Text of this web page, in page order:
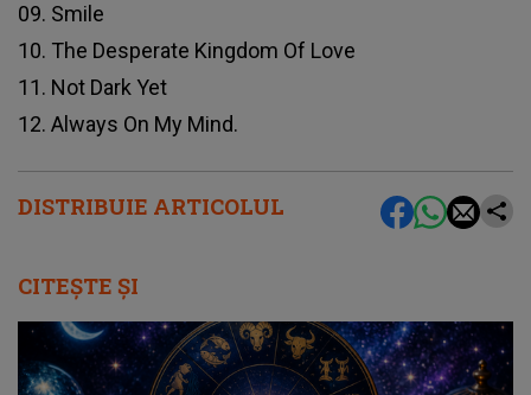
DISTRIBUIE ARTICOLUL
09. Smile
10. The Desperate Kingdom Of Love
11. Not Dark Yet
12. Always On My Mind.
CITEȘTE ȘI